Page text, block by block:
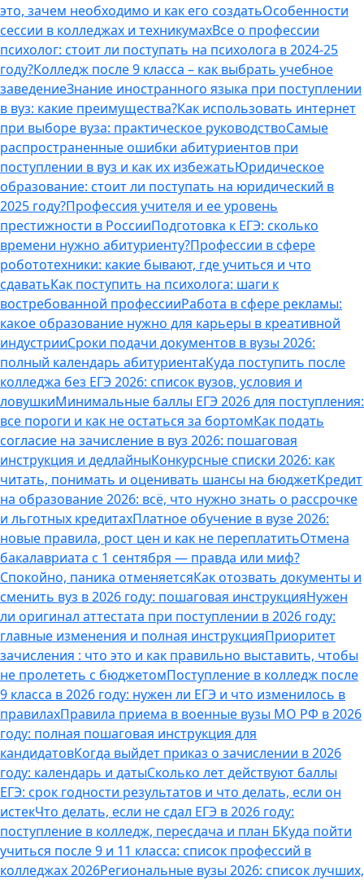
это, зачем необходимо и как его создатьОсобенности
сессии в колледжах и техникумахВсе о профессии
психолог: стоит ли поступать на психолога в 2024-25
году?Колледж после 9 класса – как выбрать учебное
заведениеЗнание иностранного языка при поступлении
в вуз: какие преимущества?Как использовать интернет
при выборе вуза: практическое руководствоСамые
распространенные ошибки абитуриентов при
поступлении в вуз и как их избежатьЮридическое
образование: стоит ли поступать на юридический в
2025 году?Профессия учителя и ее уровень
престижности в РоссииПодготовка к ЕГЭ: сколько
времени нужно абитуриенту?Профессии в сфере
робототехники: какие бывают, где учиться и что
сдаватьКак поступить на психолога: шаги к
востребованной профессииРабота в сфере рекламы:
какое образование нужно для карьеры в креативной
индустрииСроки подачи документов в вузы 2026:
полный календарь абитуриентаКуда поступить после
колледжа без ЕГЭ 2026: список вузов, условия и
ловушкиМинимальные баллы ЕГЭ 2026 для поступления:
все пороги и как не остаться за бортомКак подать
согласие на зачисление в вуз 2026: пошаговая
инструкция и дедлайныКонкурсные списки 2026: как
читать, понимать и оценивать шансы на бюджетКредит
на образование 2026: всё, что нужно знать о рассрочке
и льготных кредитахПлатное обучение в вузе 2026:
новые правила, рост цен и как не переплатитьОтмена
бакалавриата с 1 сентября — правда или миф?
Спокойно, паника отменяетсяКак отозвать документы и
сменить вуз в 2026 году: пошаговая инструкцияНужен
ли оригинал аттестата при поступлении в 2026 году:
главные изменения и полная инструкцияПриоритет
зачисления : что это и как правильно выставить, чтобы
не пролететь с бюджетомПоступление в колледж после
9 класса в 2026 году: нужен ли ЕГЭ и что изменилось в
правилахПравила приема в военные вузы МО РФ в 2026
году: полная пошаговая инструкция для
кандидатовКогда выйдет приказ о зачислении в 2026
году: календарь и датыСколько лет действуют баллы
ЕГЭ: срок годности результатов и что делать, если он
истекЧто делать, если не сдал ЕГЭ в 2026 году:
поступление в колледж, пересдача и план БКуда пойти
учиться после 9 и 11 класса: список профессий в
колледжах 2026Региональные вузы 2026: список лучших,